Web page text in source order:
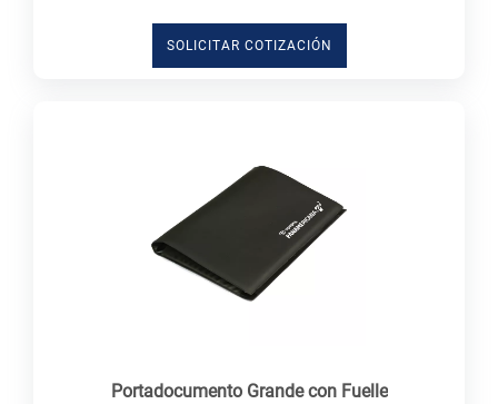
SOLICITAR COTIZACIÓN
Portadocumento Grande con Fuelle